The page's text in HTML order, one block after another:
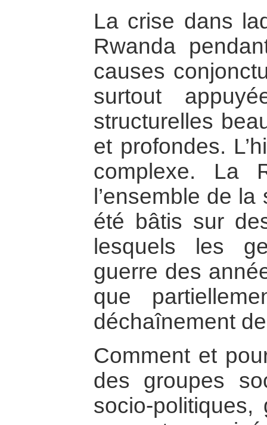
La crise dans
Rwanda
causes
surtout
structurelles
et profondes.
complexe. La
l’ensemble de
été bâtis sur
lesquels les
guerre des
que
déchaînement
Comment et
des groupes
socio-